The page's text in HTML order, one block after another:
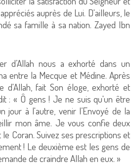
auprès de Lui. D'ailleurs, le
sa famille à sa nation. Zayed Ibn
d’Allah nous a exhorté dans un
entre la Mecque et Médine. Après
d'Allah, fait Son éloge, exhorté et
: « Ô gens ! Je ne suis qu'un être
jour à l'autre, venir l’Envoyé de la
mon âme. Je vous confie deux
Coran. Suivez ses prescriptions et
! Le deuxième est les gens de
de craindre Allah en eux. »